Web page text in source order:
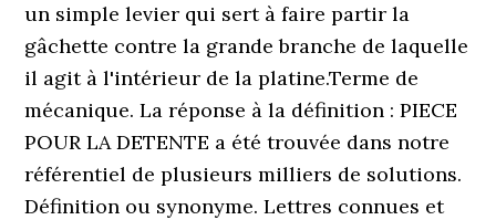
un simple levier qui sert à faire partir la
gâchette contre la grande branche de laquelle
il agit à l'intérieur de la platine.Terme de
mécanique. La réponse à la définition : PIECE
POUR LA DETENTE a été trouvée dans notre
référentiel de plusieurs milliers de solutions.
Définition ou synonyme. Lettres connues et